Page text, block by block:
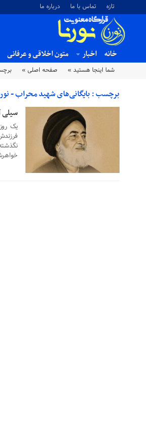
تازه تماس با ما درباره ما
خانه اخبار متون اخلاقی و عرفانی
شما اینجا هستید » صفحه اصلی »
برچسب : بایگانی‌های شهید محراب -
سیلی
یک